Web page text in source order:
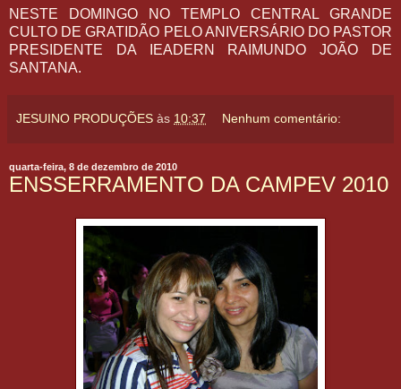
NESTE DOMINGO NO TEMPLO CENTRAL GRANDE
CULTO DE GRATIDÃO PELO ANIVERSÁRIO DO PASTOR
PRESIDENTE DA IEADERN RAIMUNDO JOÃO DE
SANTANA.
JESUINO PRODUÇÕES às 10:37 Nenhum comentário:
quarta-feira, 8 de dezembro de 2010
ENSSERRAMENTO DA CAMPEV 2010